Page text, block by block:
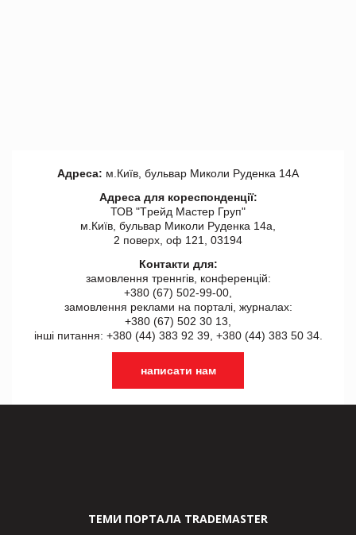
Адреса: м.Київ, бульвар Миколи Руденка 14А
Адреса для кореспонденції:
ТОВ "Tрейд Мастер Груп"
м.Київ, бульвар Миколи Руденка 14а,
2 поверх, оф 121, 03194
Контакти для:
замовлення треннгів, конференцій:
+380 (67) 502-99-00,
замовлення реклами на порталі, журналах:
+380 (67) 502 30 13,
інші питання: +380 (44) 383 92 39, +380 (44) 383 50 34.
написати нам
ТЕМИ ПОРТАЛА TRADEMASTER